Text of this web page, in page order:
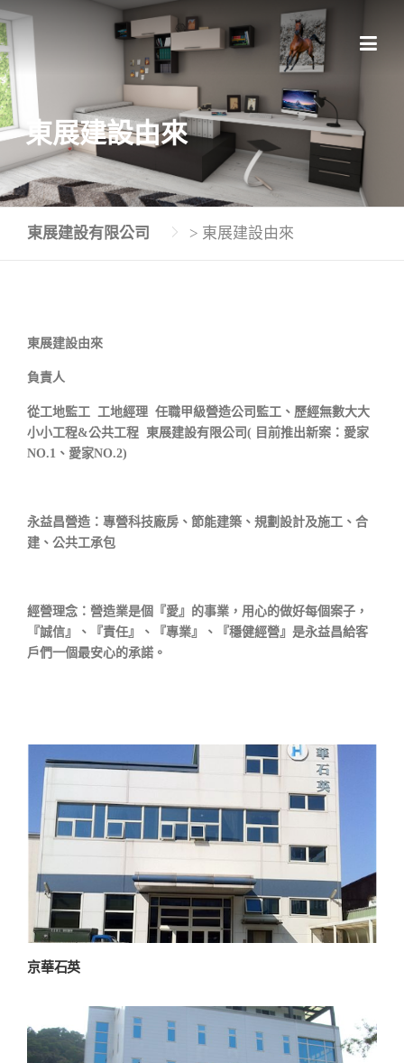
Skip
to
content
東展建設由來
東展建設有限公司 > 東展建設由來
東展建設由來
負責人
從工地監工 工地經理 任職甲級營造公司監工、歷經無數大大
小小工程&公共工程 東展建設有限公司( 目前推出新案：愛家
NO.1、愛家NO.2)
永益昌營造：專營科技廠房、節能建築、規劃設計及施工、合
建、公共工承包
經營理念：營造業是個『愛』的事業，用心的做好每個案子，
『誠信』、『責任』、『專業』、『穩健經營』是永益昌給客
戶們一個最安心的承諾。
京華石英